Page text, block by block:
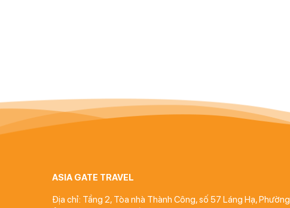
ASIA GATE TRAVEL
Địa chỉ: Tầng 2, Tòa nhà Thành Công, số 57 Láng Hạ, Phường